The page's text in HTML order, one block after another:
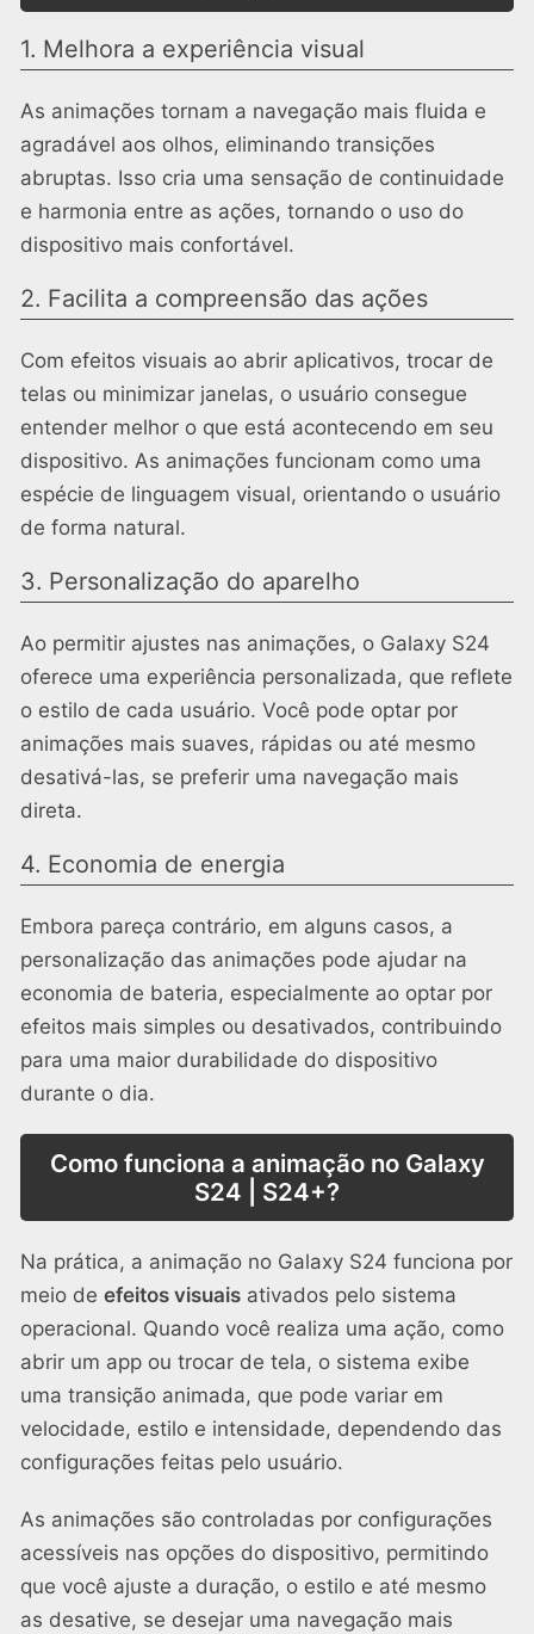
1. Melhora a experiência visual
As animações tornam a navegação mais fluida e
agradável aos olhos, eliminando transições
abruptas. Isso cria uma sensação de continuidade
e harmonia entre as ações, tornando o uso do
dispositivo mais confortável.
2. Facilita a compreensão das ações
Com efeitos visuais ao abrir aplicativos, trocar de
telas ou minimizar janelas, o usuário consegue
entender melhor o que está acontecendo em seu
dispositivo. As animações funcionam como uma
espécie de linguagem visual, orientando o usuário
de forma natural.
3. Personalização do aparelho
Ao permitir ajustes nas animações, o Galaxy S24
oferece uma experiência personalizada, que reflete
o estilo de cada usuário. Você pode optar por
animações mais suaves, rápidas ou até mesmo
desativá-las, se preferir uma navegação mais
direta.
4. Economia de energia
Embora pareça contrário, em alguns casos, a
personalização das animações pode ajudar na
economia de bateria, especialmente ao optar por
efeitos mais simples ou desativados, contribuindo
para uma maior durabilidade do dispositivo
durante o dia.
Como funciona a animação no Galaxy
S24 | S24+?
Na prática, a animação no Galaxy S24 funciona por
meio de efeitos visuais ativados pelo sistema
operacional. Quando você realiza uma ação, como
abrir um app ou trocar de tela, o sistema exibe
uma transição animada, que pode variar em
velocidade, estilo e intensidade, dependendo das
configurações feitas pelo usuário.
As animações são controladas por configurações
acessíveis nas opções do dispositivo, permitindo
que você ajuste a duração, o estilo e até mesmo
as desative, se desejar uma navegação mais